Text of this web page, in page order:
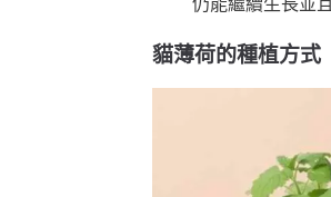
貓薄荷的種植方式